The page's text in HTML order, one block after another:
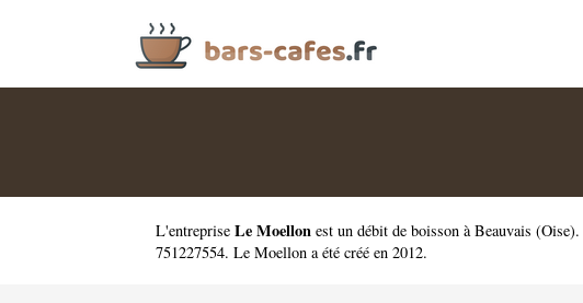
L'entreprise Le Moellon est un débit de boisson à Beauvais (Oise).
751227554. Le Moellon a été créé en 2012.